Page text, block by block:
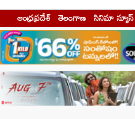
ఆంధ్రప్రదేశ్ తెలంగాణ సినిమా న్యూస్